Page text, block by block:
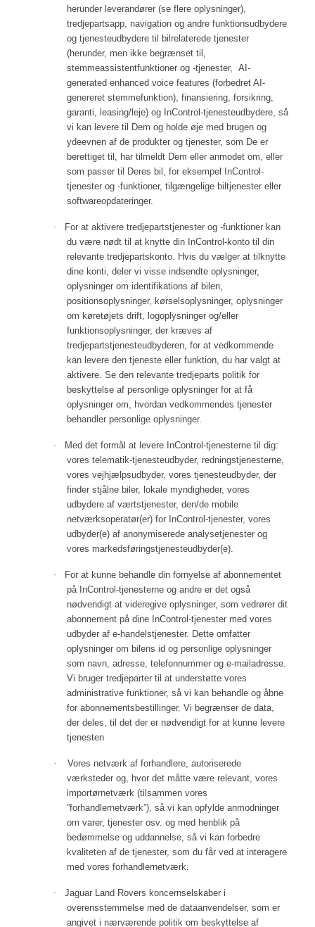
herunder leverandører (se flere oplysninger),
tredjepartsapp, navigation og andre funktionsudbydere
og tjenesteudbydere til bilrelaterede tjenester
(herunder, men ikke begrænset til,
stemmeassistentfunktioner og -tjenester,
AI-
generated enhanced voice features (forbedret AI-
genereret stemmefunktion), finansiering, forsikring,
garanti, leasing/leje) og InControl-tjenesteudbydere, så
vi kan levere til Dem og holde øje med brugen og
ydeevnen af de produkter og tjenester, som De er
berettiget til, har tilmeldt Dem eller anmodet om, eller
som passer til Deres bil, for eksempel InControl-
tjenester og -funktioner, tilgængelige biltjenester eller
softwareopdateringer.
·
For at aktivere tredjepartstjenester og -funktioner kan
du være nødt til at knytte din InControl-konto til din
relevante tredjepartskonto. Hvis du vælger at tilknytte
dine konti, deler vi visse indsendte oplysninger,
oplysninger om identifikations af bilen,
positionsoplysninger, kørselsoplysninger, oplysninger
om køretøjets drift, logoplysninger og/eller
funktionsoplysninger, der kræves af
tredjepartstjenesteudbyderen, for at vedkommende
kan levere den tjeneste eller funktion, du har valgt at
aktivere. Se den relevante tredjeparts politik for
beskyttelse af personlige oplysninger for at få
oplysninger om, hvordan vedkommendes tjenester
behandler personlige oplysninger.
·
Med det formål at levere InControl-tjenesterne til dig:
vores telematik-tjenesteudbyder, redningstjenesterne,
vores vejhjælpsudbyder, vores tjenesteudbyder, der
finder stjålne biler, lokale myndigheder, vores
udbydere af værtstjenester, den/de mobile
netværksoperatør(er) for InControl-tjenester, vores
udbyder(e) af anonymiserede analysetjenester og
vores markedsføringstjenesteudbyder(e).
·
For at kunne behandle din fornyelse af abonnementet
på InControl-tjenesterne og andre er det også
nødvendigt at videregive oplysninger, som vedrører dit
abonnement på dine InControl-tjenester med vores
udbyder af e-handelstjenester. Dette omfatter
oplysninger om bilens id og personlige oplysninger
som navn, adresse, telefonnummer og e-mailadresse.
Vi bruger tredjeparter til at understøtte vores
administrative funktioner, så vi kan behandle og åbne
for abonnementsbestillinger. Vi begrænser de data,
der deles, til det der er nødvendigt for at kunne levere
tjenesten
·
Vores netværk af forhandlere, autoriserede
værksteder og, hvor det måtte være relevant, vores
importørnetværk (tilsammen vores
”forhandlernetværk”), så vi kan opfylde anmodninger
om varer, tjenester osv. og med henblik på
bedømmelse og uddannelse, så vi kan forbedre
kvaliteten af de tjenester, som du får ved at interagere
med vores forhandlernetværk.
·
Jaguar Land Rovers koncernselskaber i
overensstemmelse med de dataanvendelser, som er
angivet i nærværende politik om beskyttelse af